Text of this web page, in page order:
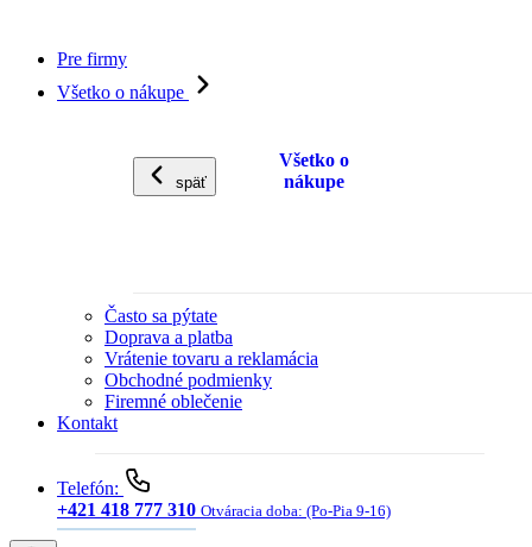
Pre firmy
Všetko o nákupe
späť
Všetko o
nákupe
Často sa pýtate
Doprava a platba
Vrátenie tovaru a reklamácia
Obchodné podmienky
Firemné oblečenie
Kontakt
Telefón:
+421 418 777 310 Otváracia doba: (Po-Pia 9-16)